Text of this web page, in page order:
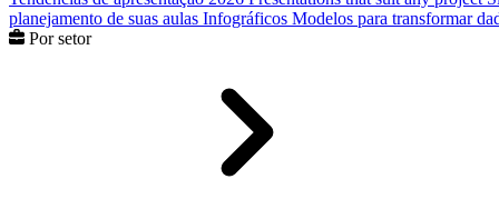
planejamento de suas aulas Infográficos Modelos para transformar
Por setor